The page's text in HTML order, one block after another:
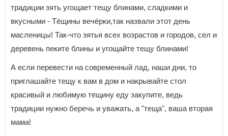
традиции зять угощает тещу блинами, сладкими и
вкусными - Тёщины вечёрки,так назвали этот день
масленицы! Так-что зятья всех возрастов и городов, сел и
деревень пеките блины и угощайте тещу блинами!
А если перевести на современный лад, наши дни, то
приглашайте тещу к вам в дом и накрывайте стол
красивый и любимую тещину еду закупите, ведь
традиции нужно беречь и уважать, а "теща", ваша вторая
мама!